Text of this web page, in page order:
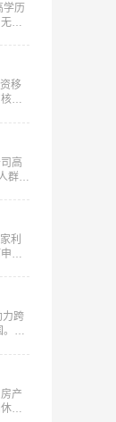
学历
需
移
高
群、
利
请
力跨
。美
开
产
斯